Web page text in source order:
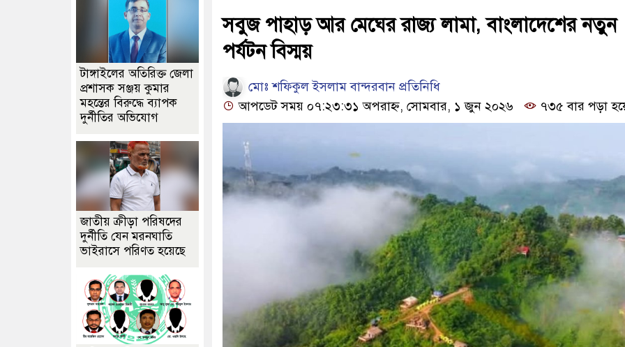
সবুজ পাহাড় আর মেঘের রাজ্য লামা, বাংলাদেশের নতুন
পর্যটন বিস্ময়
মোঃ শফিকুল ইসলাম বান্দরবান প্রতিনিধি
আপডেট সময় ০৭:২৩:৩১ অপরাহ্ন, সোমবার, ১ জুন ২০২৬
৭৩৫ বার পড়া
টাঙ্গাইলের অতিরিক্ত জেলা
প্রশাসক সঞ্জয় কুমার
মহন্তের বিরুদ্ধে ব্যাপক
দুর্নীতির অভিযোগ
জাতীয় ক্রীড়া পরিষদের
দুর্নীতি যেন মরনঘাতি
ভাইরাসে পরিণত হয়েছে